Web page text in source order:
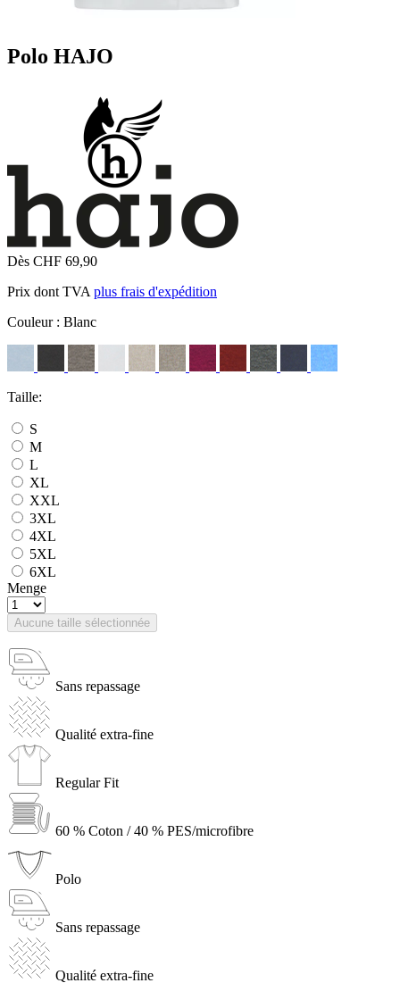
Polo HAJO
Dès CHF 69,90
Prix dont TVA plus frais d'expédition
Couleur : Blanc
Taille:
S
M
L
XL
XXL
3XL
4XL
5XL
6XL
Menge
Aucune taille sélectionnée
Sans repassage
Qualité extra-fine
Regular Fit
60 % Coton / 40 % PES/microfibre
Polo
Sans repassage
Qualité extra-fine